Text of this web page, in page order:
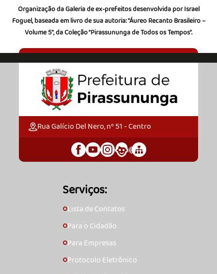
Organização da Galeria de ex-prefeitos desenvolvida por Israel
Foguel, baseada em livro de sua autoria: “Áureo Recanto Brasileiro –
Volume 5”, da Coleção “Pirassununga de Todos os Tempos”.
Rua Galício Del Nero, nº 51 - Centro
Serviços:
🞇Lista de Contatos
🞇Para o Cidadão
🞇Para Empresas
🞇Protocolo Eletrônico